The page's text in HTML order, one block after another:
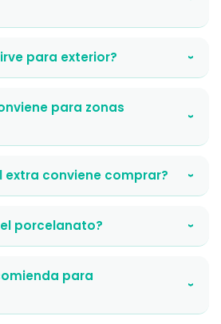
para exterior? ›
para zonas
›
conviene comprar? ›
porcelanato? ›
para
›